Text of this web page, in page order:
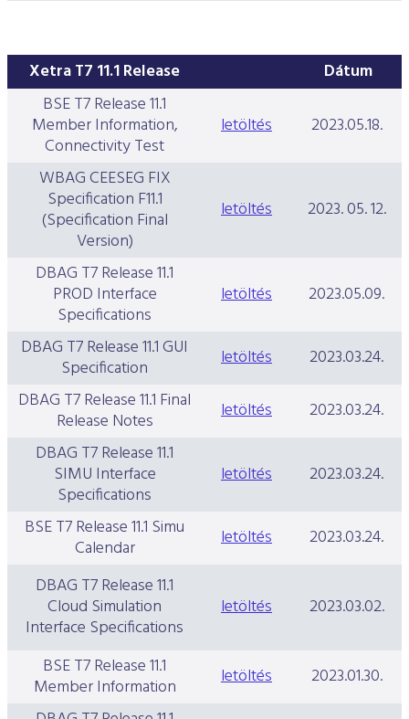
Xetra T7 11.1 Release
Dátum
BSE T7 Release 11.1
Member Information,
Connectivity Test
letöltés
2023.05.18.
WBAG CEESEG FIX
Specification F11.1
(Specification Final
Version)
letöltés 2023. 05. 12.
DBAG T7 Release 11.1
PROD Interface
Specifications
letöltés
2023.05.09.
DBAG T7 Release 11.1 GUI
Specification letöltés
2023.03.24.
DBAG T7 Release 11.1 Final
Release Notes letöltés
2023.03.24.
DBAG T7 Release 11.1
SIMU Interface
Specifications
letöltés
2023.03.24.
BSE T7 Release 11.1 Simu
Calendar letöltés
2023.03.24.
DBAG T7 Release 11.1
Cloud Simulation
Interface Specifications
letöltés 2023.03.02.
BSE T7 Release 11.1
Member Information letöltés
2023.01.30.